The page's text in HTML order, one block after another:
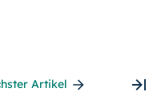
Artikel